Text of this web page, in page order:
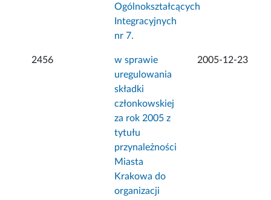
Ogólnokształcących
Integracyjnych
nr 7.
2456
w sprawie
uregulowania
składki
członkowskiej
za rok 2005 z
tytułu
przynależności
Miasta
Krakowa do
organizacji
2005-12-23